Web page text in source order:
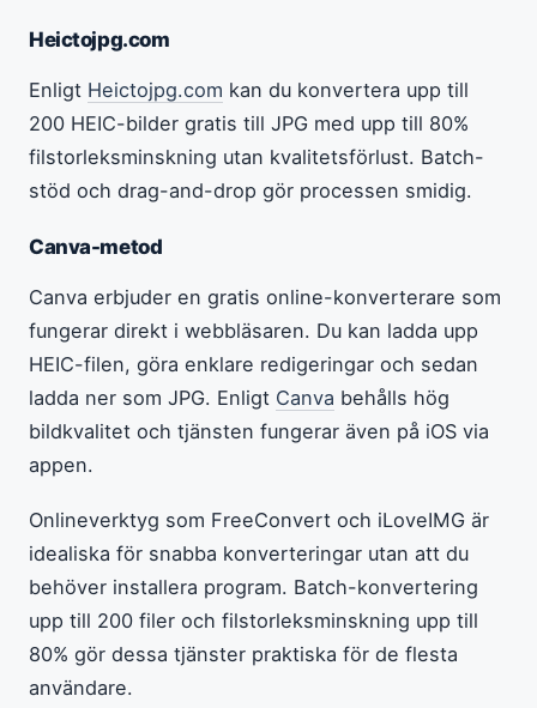
Heictojpg.com
Enligt Heictojpg.com kan du konvertera upp till
200 HEIC-bilder gratis till JPG med upp till 80%
filstorleksminskning utan kvalitetsförlust. Batch-
stöd och drag-and-drop gör processen smidig.
Canva-metod
Canva erbjuder en gratis online-konverterare som
fungerar direkt i webbläsaren. Du kan ladda upp
HEIC-filen, göra enklare redigeringar och sedan
ladda ner som JPG. Enligt Canva behålls hög
bildkvalitet och tjänsten fungerar även på iOS via
appen.
Onlineverktyg som FreeConvert och iLoveIMG är
idealiska för snabba konverteringar utan att du
behöver installera program. Batch-konvertering
upp till 200 filer och filstorleksminskning upp till
80% gör dessa tjänster praktiska för de flesta
användare.